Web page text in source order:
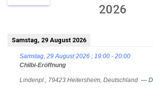
2026
Samstag, 29 August 2026
Samstag, 29 August 2026 ; 19:00 - 20:00
Chilbi-Eröffnung
Lindenpl., 79423 Heitersheim, Deutschland —